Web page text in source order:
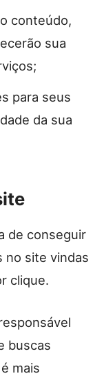
conteúdo,
sua
para seus
da sua
de conseguir
no site vindas
clique.
buscas
mais